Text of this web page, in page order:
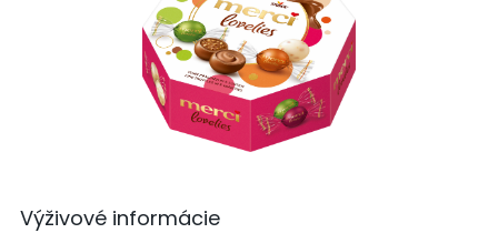
Výživové informácie